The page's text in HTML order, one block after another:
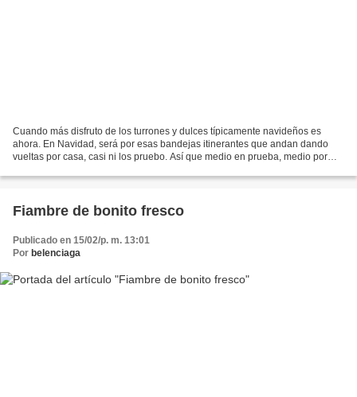
Cuando más disfruto de los turrones y dulces típicamente navideños es
ahora. En Navidad, será por esas bandejas itinerantes que andan dando
vueltas por casa, casi ni los pruebo. Así que medio en prueba, medio por
Fiambre de bonito fresco
Publicado en 15/02/p. m. 13:01
Por belenciaga